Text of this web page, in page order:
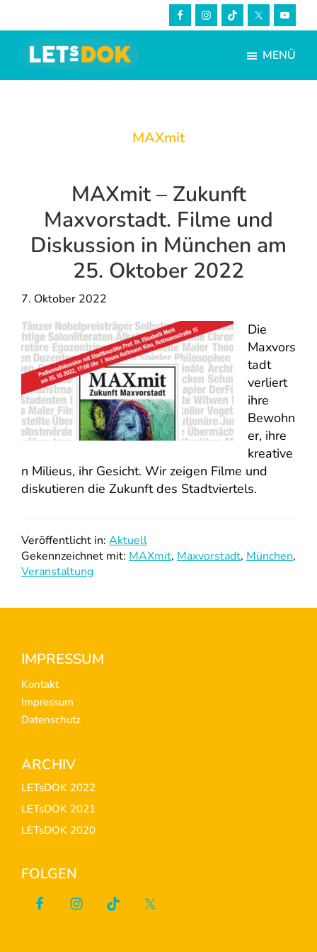
to
content
Fußzeile
springen
LETsDOK
Bundesweite
MENÜ
MAXmit
MAXmit – Zukunft
Maxvorstadt. Filme und
Diskussion in München am
25. Oktober 2022
7. Oktober 2022
Die
Maxvors
tadt
verliert
ihre
Bewohn
er, ihre
kreative
n Milieus, ihr Gesicht. Wir zeigen Filme und
diskutieren die Zukunft des Stadtviertels.
Veröffentlicht in: Aktuell
Gekennzeichnet mit: MAXmit, Maxvorstadt, München,
Veranstaltung
Footer
IMPRESSUM
Kontakt
Impressum
Datenschutz
ARCHIV
LETsDOK 2022
LETsDOK 2021
LETsDOK 2020
FOLGEN